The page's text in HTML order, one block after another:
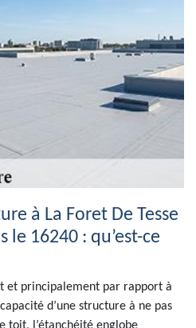
à La Foret De Tesse
le 16240 : qu’est-ce
et principalement par rapport à
d’une structure à ne pas